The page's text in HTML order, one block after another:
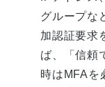
グループな
加認証要求
ば、「信頼
時はMFAを